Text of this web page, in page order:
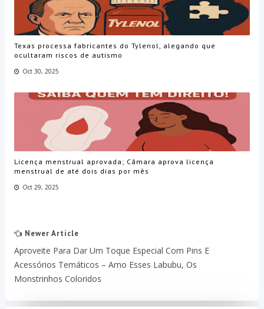
Texas processa fabricantes do Tylenol, alegando que
ocultaram riscos de autismo
Oct 30, 2025
Licença menstrual aprovada; Câmara aprova licença
menstrual de até dois dias por mês
Oct 29, 2025
Newer Article
Aproveite Para Dar Um Toque Especial Com Pins E
Acessórios Temáticos – Amo Esses Labubu, Os
Monstrinhos Coloridos